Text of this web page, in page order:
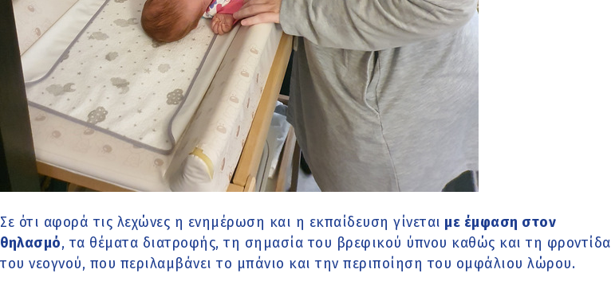
Σε ότι αφορά τις λεχώνες η ενημέρωση και η εκπαίδευση γίνεται με έμφαση στον
θηλασμό, τα θέματα διατροφής, τη σημασία του βρεφικού ύπνου καθώς και τη φροντίδα
του νεογνού, που περιλαμβάνει το μπάνιο και την περιποίηση του ομφάλιου λώρου.